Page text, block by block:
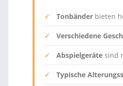
✓ Tonbänder bieten
✓ Verschiedene
✓ Abspielgeräte sind
✓ Typische